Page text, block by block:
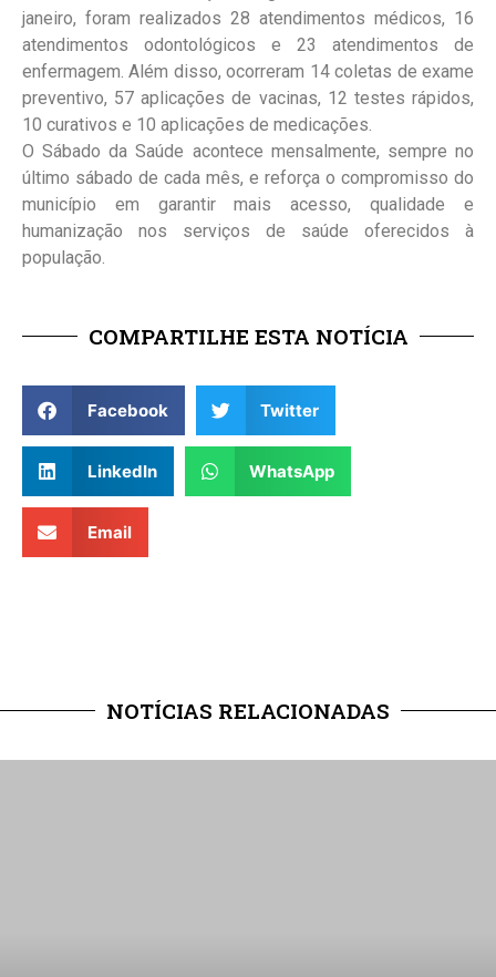
janeiro, foram realizados 28 atendimentos médicos, 16
atendimentos odontológicos e 23 atendimentos de
enfermagem. Além disso, ocorreram 14 coletas de exame
preventivo, 57 aplicações de vacinas, 12 testes rápidos,
10 curativos e 10 aplicações de medicações.
O Sábado da Saúde acontece mensalmente, sempre no
último sábado de cada mês, e reforça o compromisso do
município em garantir mais acesso, qualidade e
humanização nos serviços de saúde oferecidos à
população.
COMPARTILHE ESTA NOTÍCIA
Facebook Twitter
LinkedIn WhatsApp
Email
NOTÍCIAS RELACIONADAS